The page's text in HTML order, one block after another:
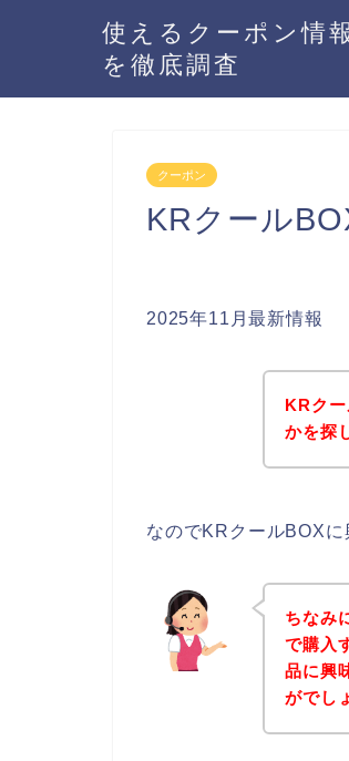
使えるクーポン情
を徹底調査
クーポン
KRクール
2025年11月最新情報
KRク
かを探
なのでKRクールBOXに
ちなみ
で購入
品に興
がでし